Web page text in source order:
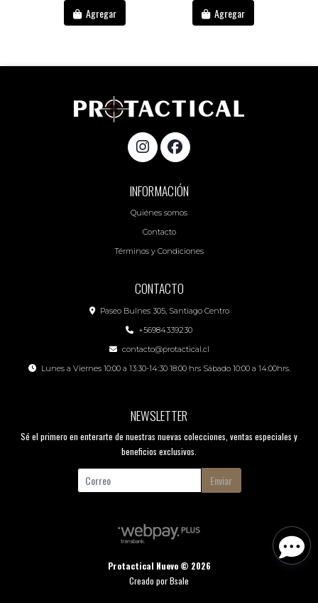
Agregar Agregar
INFORMACIÓN
Quiénes somos
Contacto
Términos y Condiciones
CONTACTO
Paseo Bulnes 305, Santiago Centro
+56984339230
contacto@protactical.cl
Lunes a Viernes 10:00 a 13:30-14:30 18:00 hrs Sábado 10:00 a 14:00hrs.
NEWSLETTER
Sé el primero en enterarte de nuestras nuevas colecciones, ventas especiales y
beneficios exclusivos.
Enviar
Protactical Nuevo © 2026
Creado porBsale